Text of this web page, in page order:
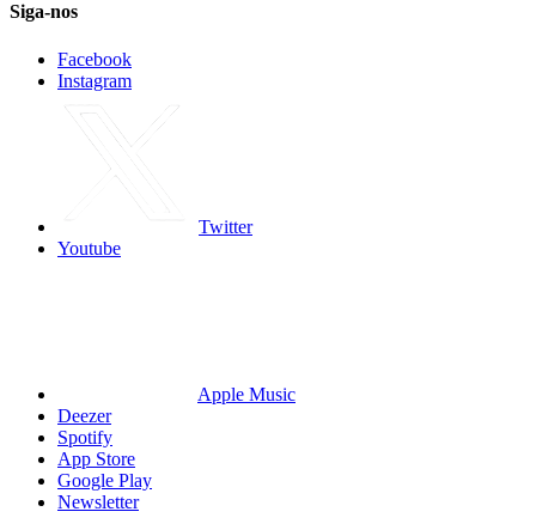
Siga-nos
Facebook
Instagram
Twitter
Youtube
Apple Music
Deezer
Spotify
App Store
Google Play
Newsletter